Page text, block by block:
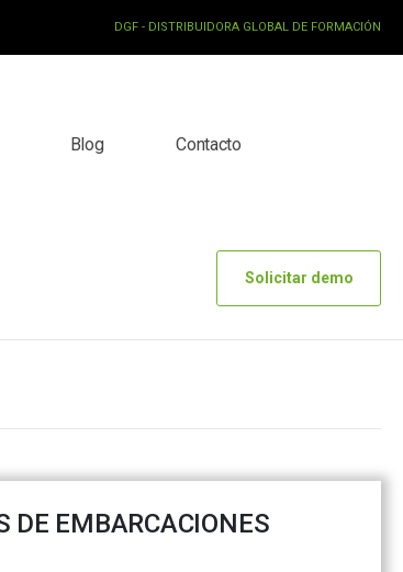
DGF - DISTRIBUIDORA GLOBAL DE FORMACIÓN
Blog Contacto
Solicitar demo
EMBARCACIONES